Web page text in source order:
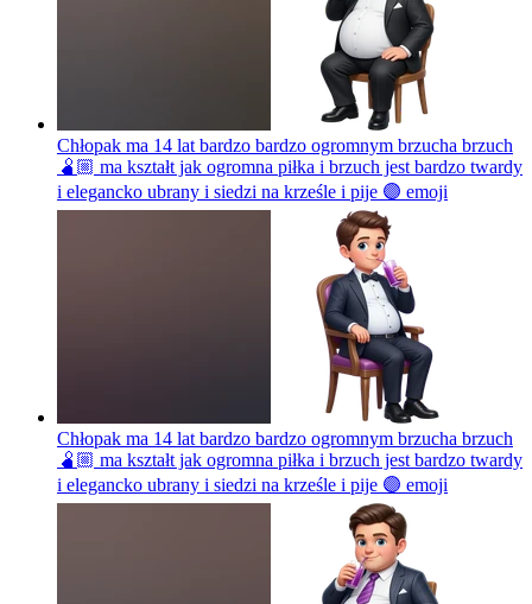
Chłopak ma 14 lat bardzo bardzo ogromnym brzucha brzuch
🫄🏼 ma kształt jak ogromna piłka i brzuch jest bardzo twardy
i elegancko ubrany i siedzi na krześle i pije 🟣 emoji
Chłopak ma 14 lat bardzo bardzo ogromnym brzucha brzuch
🫄🏼 ma kształt jak ogromna piłka i brzuch jest bardzo twardy
i elegancko ubrany i siedzi na krześle i pije 🟣 emoji